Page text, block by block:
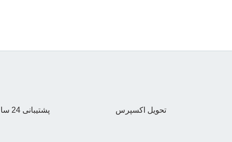
پشتیبانی 24 ساعته تحویل اکسپرس